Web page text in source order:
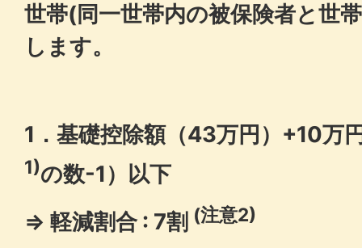
世帯(同一世帯内の被保険者と世
します。
1．基礎控除額（43万円）+10万
1)の数-1）以下
⇒ 軽減割合 : 7割 (注意2)